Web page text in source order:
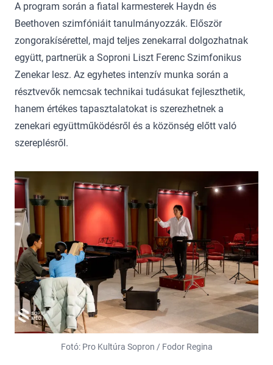
A program során a fiatal karmesterek Haydn és
Beethoven szimfóniáit tanulmányozzák. Először
zongorakísérettel, majd teljes zenekarral dolgozhatnak
együtt, partnerük a Soproni Liszt Ferenc Szimfonikus
Zenekar lesz. Az egyhetes intenzív munka során a
résztvevők nemcsak technikai tudásukat fejleszthetik,
hanem értékes tapasztalatokat is szerezhetnek a
zenekari együttműködésről és a közönség előtt való
szereplésről.
Fotó: Pro Kultúra Sopron / Fodor Regina